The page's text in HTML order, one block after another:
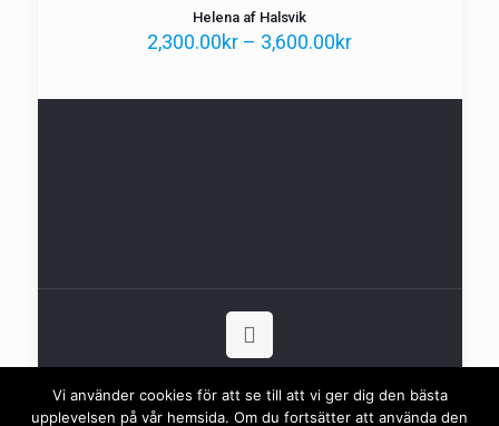
Helena af Halsvik
2,300.00kr – 3,600.00kr
Vi använder cookies för att se till att vi ger dig den bästa
upplevelsen på vår hemsida. Om du fortsätter att använda den